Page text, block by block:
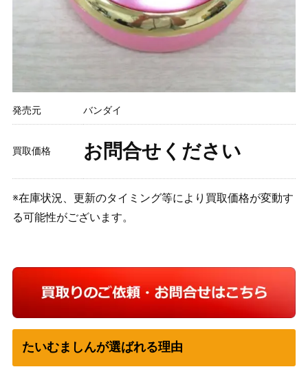
発売元 バンダイ
買取価格 お問合せください
※在庫状況、更新のタイミング等により買取価格が変動す
る可能性がございます。
たいむましんが選ばれる理由